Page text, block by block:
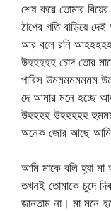
শেষ করে তোমার
ঠাপের গতি বাড়িয়ে
আর বলে রনি
উহহহহহ চোদ তোর
পারিস উমমমমমমমম
দে আমার মনে হচ্ছে
উহহহহ উহহহহহ
অনেক জোর আছে
আমি মাকে বলি হ্যা
তখনই তোমাকে চুদে
জানতাম না। মা মনে